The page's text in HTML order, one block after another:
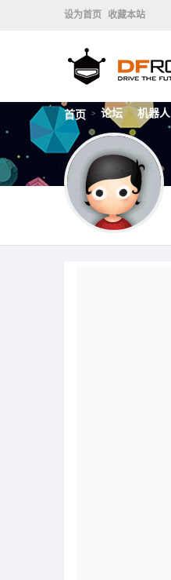
设为首页 收藏本站
首页 > 论坛 > 机器人